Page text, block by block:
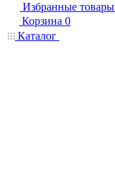
Избранные товары
Корзина 0
Каталог